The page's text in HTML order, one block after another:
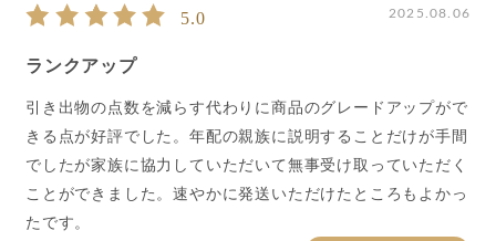
5.0
ランクアップ
2025.08.06
引き出物の点数を減らす代わりに商品のグレードアップがで
きる点が好評でした。年配の親族に説明することだけが手間
でしたが家族に協力していただいて無事受け取っていただく
ことができました。速やかに発送いただけたところもよかっ
たです。